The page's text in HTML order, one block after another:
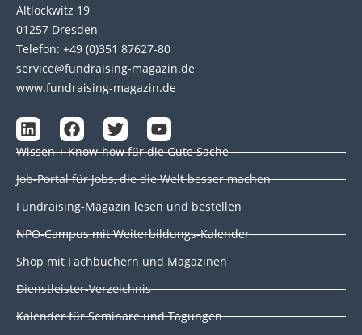
Altlockwitz 19
01257 Dresden
Telefon: +49 (0)351 87627-80
service@fundraising-magazin.de
www.fundraising-magazin.de
L
i
n
k
e
d
n
F
a
c
e
b
o
k
T
w
i
t
e
Y
o
u
t
u
b
Wissen + Know-how für die Gute Sache
Job-Portal für Jobs, die die Welt besser machen
Fundraising-Magazin lesen und bestellen
NPO-Campus mit Weiterbildungs-Kalender
Shop mit Fachbüchern und Magazinen
Dienstleister-Verzeichnis
Kalender für Seminare und Tagungen